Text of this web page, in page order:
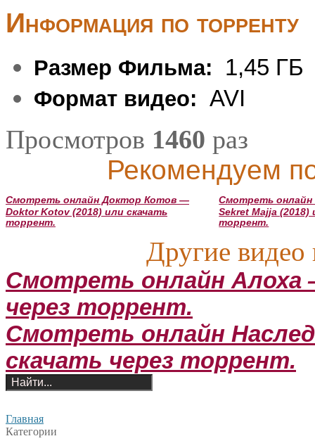
Информация по торренту
Размер Фильма: 1,45 ГБ
Формат видео: AVI
Просмотров 1460 раз
Рекомендуем
Смотреть онлайн Доктор Котов —
Doktor Kotov (2018) или скачать
торрент.
Смотреть
Sekret Majja (2018)
торрент.
Другие видео
Смотреть онлайн Алоха
через торрент.
Смотреть онлайн
скачать через торрент.
Главная
Категории